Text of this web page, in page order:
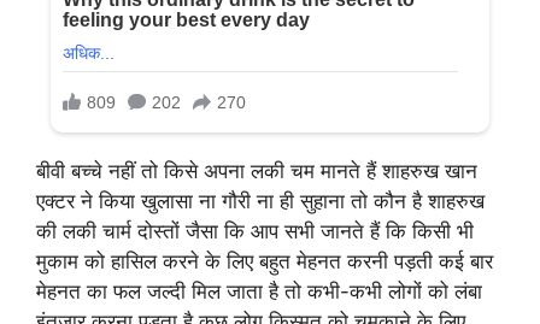
बीवी बच्चे नहीं तो किसे अपना लकी चम मानते हैं शाहरुख खान
एक्टर ने किया खुलासा ना गौरी ना ही सुहाना तो कौन है शाहरुख
की लकी चार्म दोस्तों जैसा कि आप सभी जानते हैं कि किसी भी
मुकाम को हासिल करने के लिए बहुत मेहनत करनी पड़ती कई बार
मेहनत का फल जल्दी मिल जाता है तो कभी-कभी लोगों को लंबा